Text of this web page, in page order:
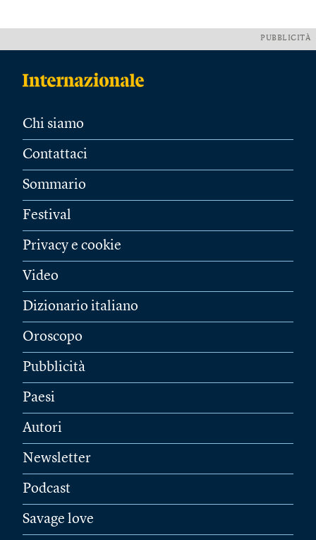
PUBBLICITÀ
Chi siamo
Contattaci
Sommario
Festival
Privacy e cookie
Video
Dizionario italiano
Oroscopo
Pubblicità
Paesi
Autori
Newsletter
Podcast
Savage love